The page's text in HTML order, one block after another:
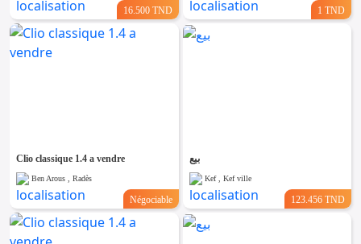
16.500 TND 1 TND
Clio classique 1.4 a vendre
Ben Arous , Radès
Négociable
بيع
Kef , Kef ville
123.456 TND